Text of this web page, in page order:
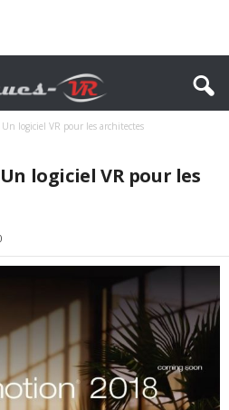
logiciel VR pour les architectes
logiciel VR pour les